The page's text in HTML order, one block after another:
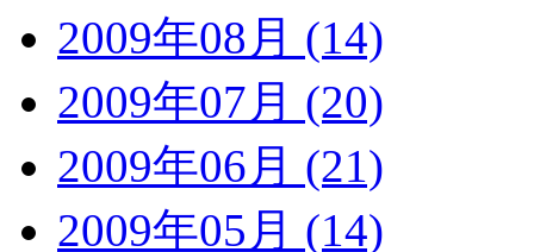
2009年08月 (14)
2009年07月 (20)
2009年06月 (21)
2009年05月 (14)